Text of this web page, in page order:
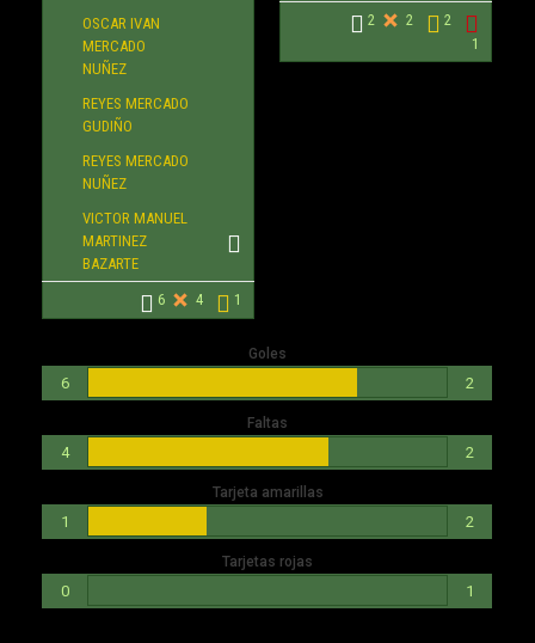
OSCAR IVAN
MERCADO
NUÑEZ
REYES MERCADO
GUDIÑO
REYES MERCADO
NUÑEZ
VICTOR MANUEL
MARTINEZ
BAZARTE
6
4 1
2
2
2
1
Goles
6 2
Faltas
4 2
Tarjeta amarillas
1 2
Tarjetas rojas
0 1